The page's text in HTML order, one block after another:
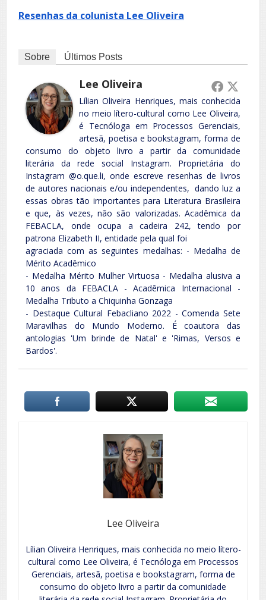
Resenhas da colunista Lee Oliveira
Sobre Últimos Posts
Lee Oliveira
Lílian Oliveira Henriques, mais conhecida
no meio lítero-cultural como Lee Oliveira,
é Tecnóloga em Processos Gerenciais,
artesã, poetisa e bookstagram, forma de
consumo do objeto livro a partir da comunidade
literária da rede social Instagram. Proprietária do
Instagram @o.que.li, onde escreve resenhas de livros
de autores nacionais e/ou independentes, dando luz a
essas obras tão importantes para Literatura Brasileira
e que, às vezes, não são valorizadas. Acadêmica da
FEBACLA, onde ocupa a cadeira 242, tendo por
patrona Elizabeth II, entidade pela qual foi
agraciada com as seguintes medalhas: - Medalha de
Mérito Acadêmico
- Medalha Mérito Mulher Virtuosa - Medalha alusiva a
10 anos da FEBACLA - Acadêmica Internacional -
Medalha Tributo a Chiquinha Gonzaga
- Destaque Cultural Febacliano 2022 - Comenda Sete
Maravilhas do Mundo Moderno. É coautora das
antologias 'Um brinde de Natal' e 'Rimas, Versos e
Bardos'.
Lee Oliveira
Lílian Oliveira Henriques, mais conhecida no meio lítero-
cultural como Lee Oliveira, é Tecnóloga em Processos
Gerenciais, artesã, poetisa e bookstagram, forma de
consumo do objeto livro a partir da comunidade